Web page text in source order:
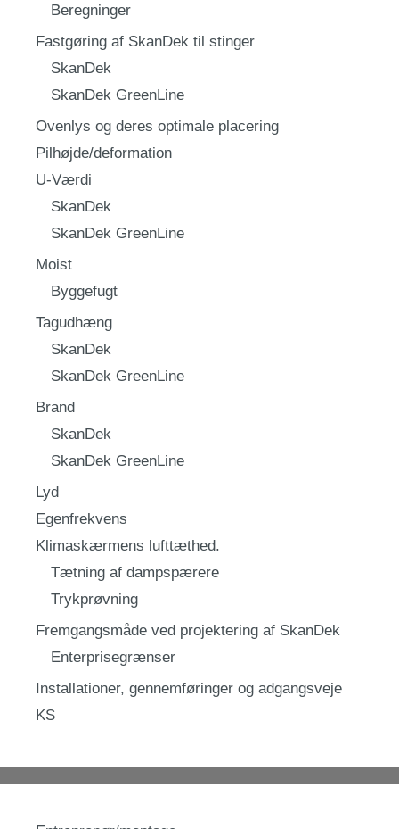
Beregninger
Fastgøring af SkanDek til stinger
SkanDek
SkanDek GreenLine
Ovenlys og deres optimale placering
Pilhøjde/deformation
U-Værdi
SkanDek
SkanDek GreenLine
Moist
Byggefugt
Tagudhæng
SkanDek
SkanDek GreenLine
Brand
SkanDek
SkanDek GreenLine
Lyd
Egenfrekvens
Klimaskærmens lufttæthed.
Tætning af dampspærere
Trykprøvning
Fremgangsmåde ved projektering af SkanDek
Enterprisegrænser
Installationer, gennemføringer og adgangsveje
KS